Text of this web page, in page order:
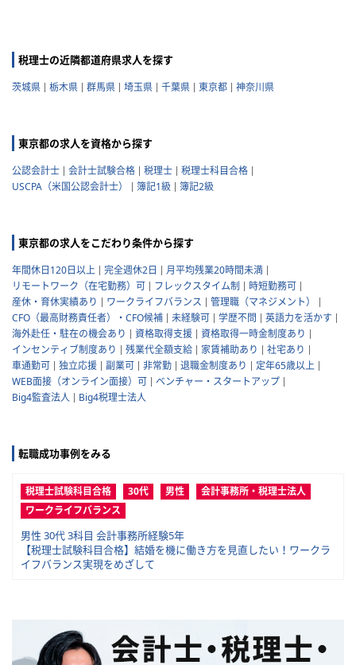
税理士の近隣都道府県求人を探す
茨城県 栃木県 群馬県 埼玉県 千葉県 東京都 神奈川県
東京都の求人を資格から探す
公認会計士 会計士試験合格 税理士
税理士科目合格
USCPA（米国公認会計士）
簿記1級 簿記2級
東京都の求人をこだわり条件から探す
年間休日120日以上 完全週休2日
月平均残業20時間未満
リモートワーク（在宅勤務）可
フレックスタイム制
時短勤務可
産休・育休実績あり
ワークライフバランス
管理職（マネジメント）
CFO（最高財務責任者）・CFO候補
未経験可 学歴不問
英語力を活かす
海外赴任・駐在の機会あり
資格取得支援
資格取得一時金制度あり
インセンティブ制度あり
残業代全額支給 家賃補助あり
社宅あり
車通勤可
独立応援 副業可 非常勤 退職金制度あり
定年65歳以上
WEB面接（オンライン面接）可
ベンチャー・スタートアップ
Big4監査法人
Big4税理士法人
転職成功事例をみる
税理士試験科目合格 30代 男性
会計事務所・税理士法人
ワークライフバランス
男性 30代 3科目 会計事務所経験5年
【税理士試験科目合格】結婚を機に働き方を見直したい！ワークラ
イフバランス実現をめざして